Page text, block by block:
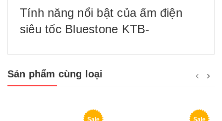
Tính năng nổi bật của ấm điện
siêu tốc Bluestone KTB-
Sản phẩm cùng loại
Sale Sale